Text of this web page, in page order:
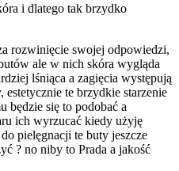
i dlatego tak brzydko
rozwinięcie swojej odpowiedzi,
ale w nich skóra wygląda
lśniąca a zagięcia występują
te brzydkie starzenie
będzie się to podobać a
ich wyrzucać kiedy użyję
pielęgnacji te buty jeszcze
? no niby to Prada a jakość